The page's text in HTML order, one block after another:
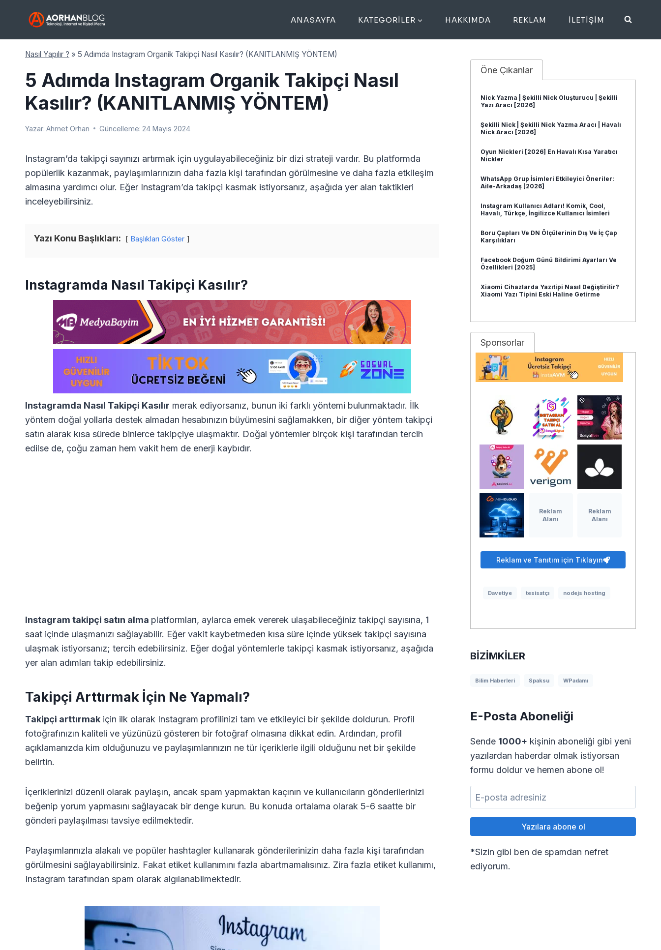
ANASAYFA KATEGORILER HAKKIMDA REKLAM İLETIŞIM
Nasıl Yapılır ? » 5 Adımda Instagram Organik Takipçi Nasıl Kasılır? (KANITLANMIŞ YÖNTEM)
5 Adımda Instagram Organik Takipçi Nasıl
Kasılır? (KANITLANMIŞ YÖNTEM)
Yazar: Ahmet Orhan Güncelleme: 24 Mayıs 2024
Instagram’da takipçi sayınızı artırmak için uygulayabileceğiniz bir dizi strateji vardır. Bu platformda
popülerlik kazanmak, paylaşımlarınızın daha fazla kişi tarafından görülmesine ve daha fazla etkileşim
almasına yardımcı olur. Eğer Instagram’da takipçi kasmak istiyorsanız, aşağıda yer alan taktikleri
inceleyebilirsiniz.
Yazı Konu Başlıkları: Başlıkları Göster
Instagramda Nasıl Takipçi Kasılır?
Instagramda Nasıl Takipçi Kasılır merak ediyorsanız, bunun iki farklı yöntemi bulunmaktadır. İlk
yöntem doğal yollarla destek almadan hesabınızın büyümesini sağlamakken, bir diğer yöntem takipçi
satın alarak kısa sürede binlerce takipçiye ulaşmaktır. Doğal yöntemler birçok kişi tarafından tercih
edilse de, çoğu zaman hem vakit hem de enerji kaybıdır.
Instagram takipçi satın alma platformları, aylarca emek vererek ulaşabileceğiniz takipçi sayısına, 1
saat içinde ulaşmanızı sağlayabilir. Eğer vakit kaybetmeden kısa süre içinde yüksek takipçi sayısına
ulaşmak istiyorsanız; tercih edebilirsiniz. Eğer doğal yöntemlerle takipçi kasmak istiyorsanız, aşağıda
yer alan adımları takip edebilirsiniz.
Takipçi Arttırmak İçin Ne Yapmalı?
Takipçi arttırmak için ilk olarak Instagram profilinizi tam ve etkileyici bir şekilde doldurun. Profil
fotoğrafınızın kaliteli ve yüzünüzü gösteren bir fotoğraf olmasına dikkat edin. Ardından, profil
açıklamanızda kim olduğunuzu ve paylaşımlarınızın ne tür içeriklerle ilgili olduğunu net bir şekilde
belirtin.
İçeriklerinizi düzenli olarak paylaşın, ancak spam yapmaktan kaçının ve kullanıcıların gönderilerinizi
beğenip yorum yapmasını sağlayacak bir denge kurun. Bu konuda ortalama olarak 5-6 saatte bir
gönderi paylaşılması tavsiye edilmektedir.
Paylaşımlarınızla alakalı ve popüler hashtagler kullanarak gönderilerinizin daha fazla kişi tarafından
görülmesini sağlayabilirsiniz. Fakat etiket kullanımını fazla abartmamalısınız. Zira fazla etiket kullanımı,
Instagram tarafından spam olarak algılanabilmektedir.
Öne Çıkanlar
Nick Yazma | Şekilli Nick Oluşturucu | Şekilli
Yazı Aracı [2026]
Şekilli Nick | Şekilli Nick Yazma Aracı | Havalı
Nick Aracı [2026]
Oyun Nickleri [2026] En Havalı Kısa Yaratıcı
Nickler
WhatsApp Grup İsimleri Etkileyici Öneriler:
Aile-Arkadaş [2026]
Instagram Kullanıcı Adları! Komik, Cool,
Havalı, Türkçe, İngilizce Kullanıcı İsimleri
Boru Çapları Ve DN Ölçülerinin Dış Ve İç Çap
Karşılıkları
Facebook Doğum Günü Bildirimi Ayarları Ve
Özellikleri [2025]
Xiaomi Cihazlarda Yazıtipi Nasıl Değiştirilir?
Xiaomi Yazı Tipini Eski Haline Getirme
Sponsorlar
Reklam
Alanı
Reklam
Alanı
Reklam ve Tanıtım için Tıklayın
Davetiye tesisatçı nodejs hosting
BIZIMKILER
Bilim Haberleri Spaksu WPadamı
E-Posta Aboneliği
Sende 1000+ kişinin aboneliği gibi yeni
yazılardan haberdar olmak istiyorsan
formu doldur ve hemen abone ol!
*Sizin gibi ben de spamdan nefret
ediyorum.